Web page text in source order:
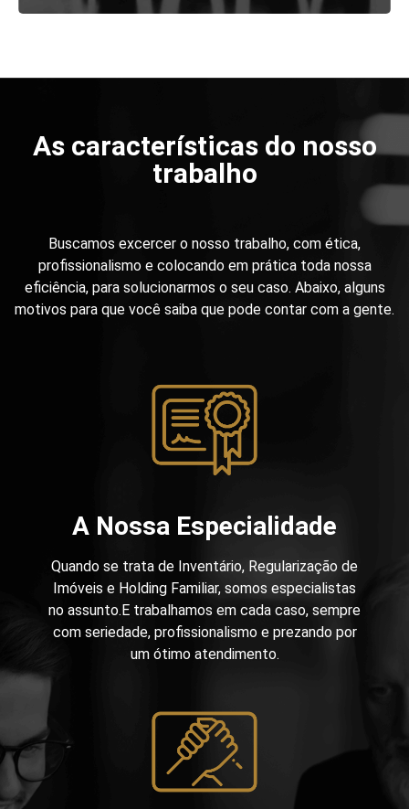
As características do nosso
trabalho
Buscamos excercer o nosso trabalho, com ética,
profissionalismo e colocando em prática toda nossa
eficiência, para solucionarmos o seu caso. Abaixo, alguns
motivos para que você saiba que pode contar com a gente.
A Nossa Especialidade
Quando se trata de Inventário, Regularização de
Imóveis e Holding Familiar, somos especialistas
no assunto.E trabalhamos em cada caso, sempre
com seriedade, profissionalismo e prezando por
um ótimo atendimento.